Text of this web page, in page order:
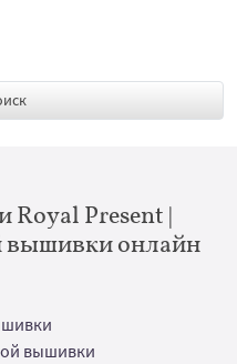
Present |
онлайн
вышивки